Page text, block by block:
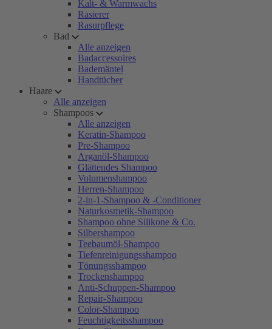
Kalt- & Warmwachs
Rasierer
Rasurpflege
Bad
Alle anzeigen
Badaccessoires
Bademäntel
Handtücher
Haare
Alle anzeigen
Shampoos
Alle anzeigen
Keratin-Shampoo
Pre-Shampoo
Arganöl-Shampoo
Glättendes Shampoo
Volumenshampoo
Herren-Shampoo
2-in-1-Shampoo & -Conditioner
Naturkosmetik-Shampoo
Shampoo ohne Silikone & Co.
Silbershampoo
Teebaumöl-Shampoo
Tiefenreinigungsshampoo
Tönungsshampoo
Trockenshampoo
Anti-Schuppen-Shampoo
Repair-Shampoo
Color-Shampoo
Feuchtigkeitsshampoo